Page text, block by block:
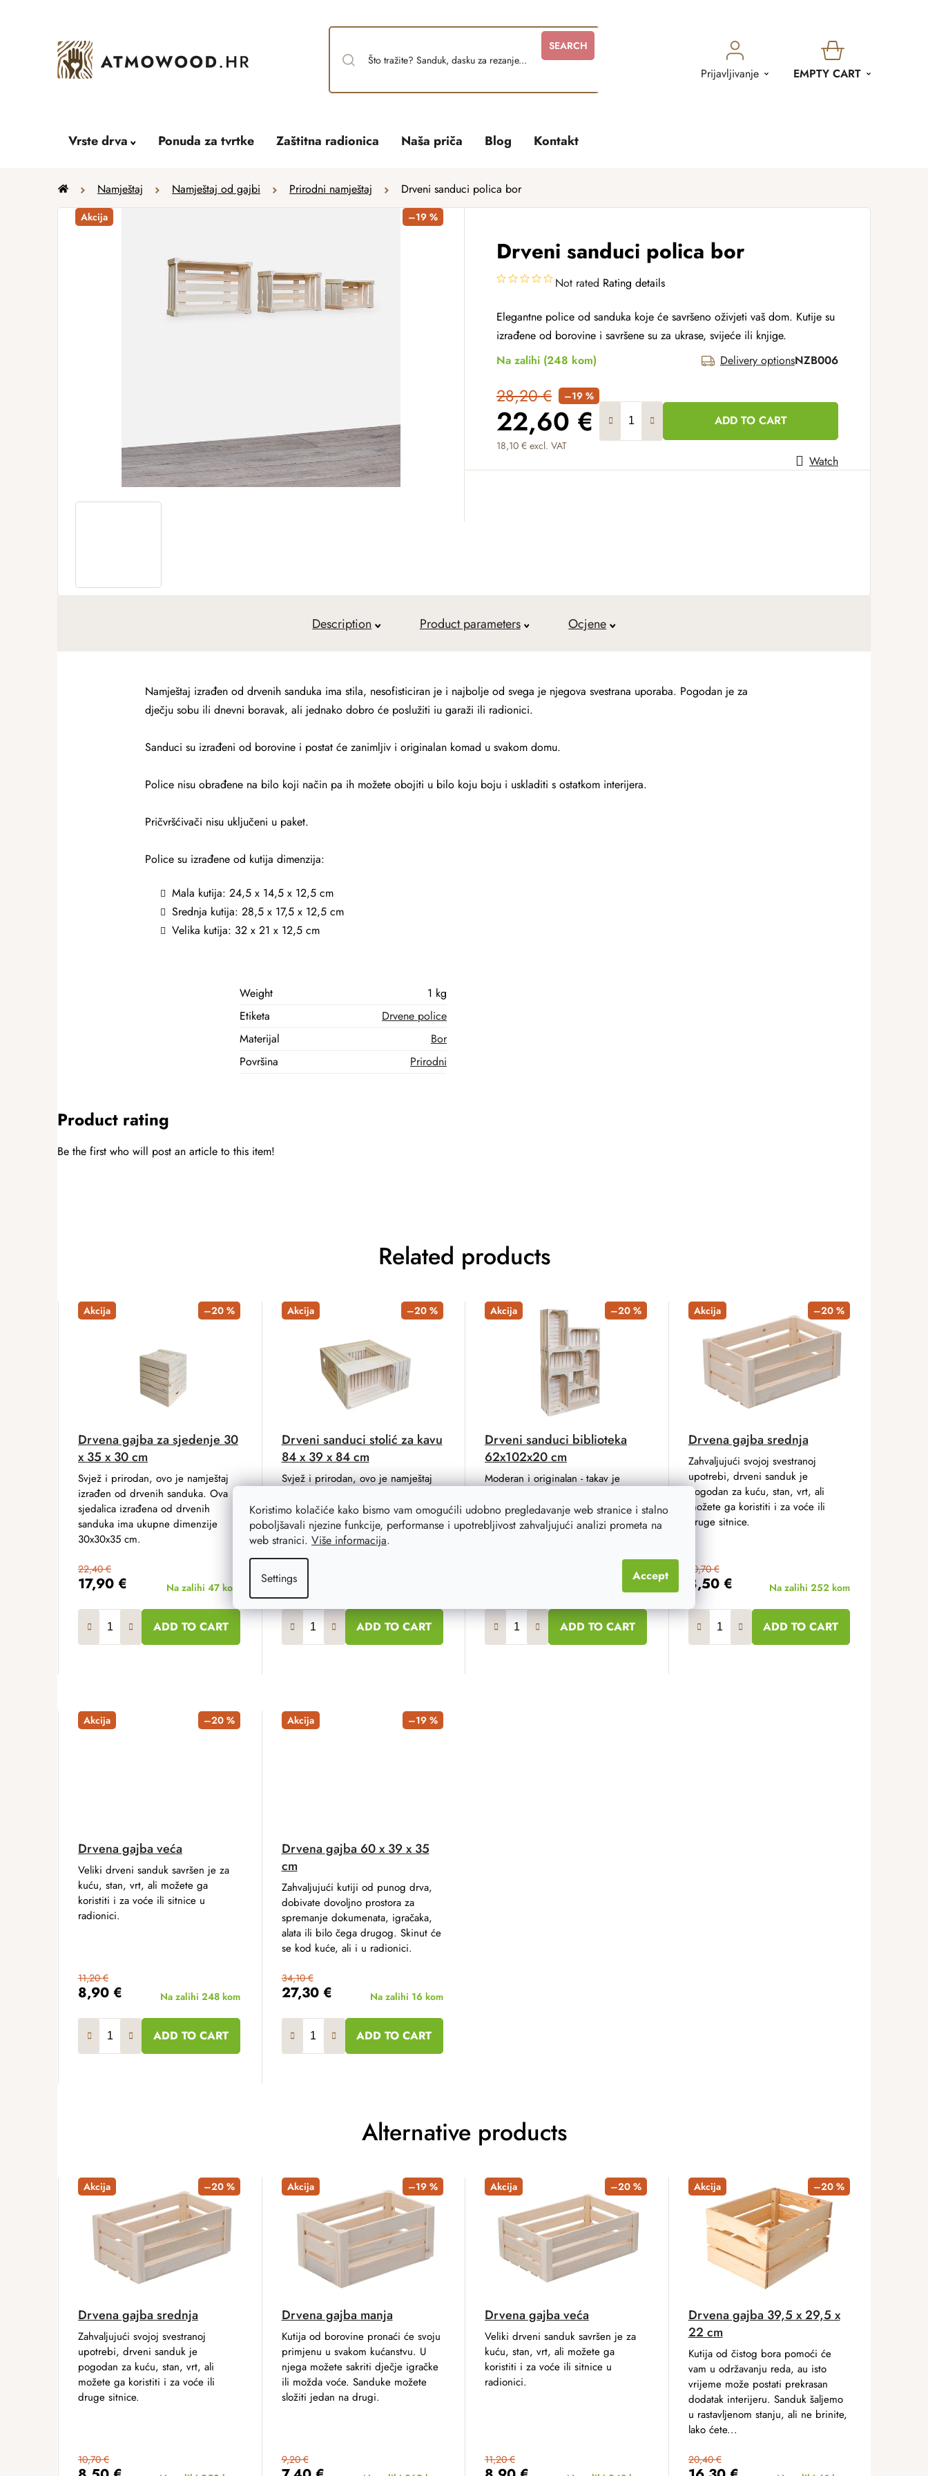
Koristimo kolačiće kako bismo vam omogućili udobno pregledavanje web stranice i stalno
poboljšavali njezine funkcije, performanse i upotrebljivost zahvaljujući analizi prometa na
web stranici. Više informacija.
Settings Accept
SEARCH
Prijavljivanje
SHOPPING
EMPTY CART
Vrste drva Ponuda za tvrtke Zaštitna radionica Naša priča Blog Kontakt
Home Namještaj Namještaj od gajbi Prirodni namještaj Drveni sanduci polica bor
Drveni sanduci polica bor
Not rated Rating details
Elegantne police od sanduka koje će savršeno oživjeti vaš dom. Kutije su
izrađene od borovine i savršene su za ukrase, svijeće ili knjige.
Na zalihi (248 kom) Delivery optionsNZB006
28,20 € –19 %
22,60 €
18,10 € excl. VAT
Measure price:
ADD TO CART
Watch
Akcija –19 %
Description Product parameters Ocjene
Namještaj izrađen od drvenih sanduka ima stila, nesofisticiran je i najbolje od svega je njegova svestrana uporaba. Pogodan je za
dječju sobu ili dnevni boravak, ali jednako dobro će poslužiti iu garaži ili radionici.
Sanduci su izrađeni od borovine i postat će zanimljiv i originalan komad u svakom domu.
Police nisu obrađene na bilo koji način pa ih možete obojiti u bilo koju boju i uskladiti s ostatkom interijera.
Pričvršćivači nisu uključeni u paket.
Police su izrađene od kutija dimenzija:
Mala kutija: 24,5 x 14,5 x 12,5 cm
Srednja kutija: 28,5 x 17,5 x 12,5 cm
Velika kutija: 32 x 21 x 12,5 cm
Weight
1 kg
Etiketa
Drvene police
Materijal
Bor
Površina
Prirodni
Product rating
Be the first who will post an article to this item!
Related products
Akcija –20 %
Drvena gajba za sjedenje 30
x 35 x 30 cm
17,90 €
22,40 €
Na zalihi 47 kom
ADD TO CART
Svjež i prirodan, ovo je namještaj
izrađen od drvenih sanduka. Ova
sjedalica izrađena od drvenih
sanduka ima ukupne dimenzije
30x30x35 cm.
Akcija –20 %
Drveni sanduci stolić za kavu
84 x 39 x 84 cm
87 €
ADD TO CART
Svjež i prirodan, ovo je namještaj
stolić izrađen od drvenih sanduka
ima ukupne dimenzije 84x84x39
cm.
Akcija –20 %
Drveni sanduci biblioteka
62x102x20 cm
9 kom
ADD TO CART
Moderan i originalan - takav je
Osim toga, knjižnica dimenzija 102
x 62 x 20 cm pružit će obilje
Akcija –20 %
Drvena gajba srednja
8,50 €
10,70 €
Na zalihi 252 kom
ADD TO CART
Zahvaljujući svojoj svestranoj
upotrebi, drveni sanduk je
pogodan za kuću, stan, vrt, ali
možete ga koristiti i za voće ili
druge sitnice.
Akcija –20 %
Drvena gajba veća
8,90 €
11,20 €
Na zalihi 248 kom
ADD TO CART
Veliki drveni sanduk savršen je za
kuću, stan, vrt, ali možete ga
koristiti i za voće ili sitnice u
radionici.
Akcija –19 %
Drvena gajba 60 x 39 x 35
cm
27,30 €
34,10 €
Na zalihi 16 kom
ADD TO CART
Zahvaljujući kutiji od punog drva,
dobivate dovoljno prostora za
spremanje dokumenata, igračaka,
alata ili bilo čega drugog. Skinut će
se kod kuće, ali i u radionici.
Alternative products
Akcija –20 %
Drvena gajba srednja
10,70 €
Zahvaljujući svojoj svestranoj
upotrebi, drveni sanduk je
pogodan za kuću, stan, vrt, ali
možete ga koristiti i za voće ili
druge sitnice.
Akcija –19 %
Drvena gajba manja
9,20 €
Kutija od borovine pronaći će svoju
primjenu u svakom kućanstvu. U
njega možete sakriti dječje igračke
ili možda voće. Sanduke možete
složiti jedan na drugi.
Akcija –20 %
Drvena gajba veća
11,20 €
Veliki drveni sanduk savršen je za
kuću, stan, vrt, ali možete ga
koristiti i za voće ili sitnice u
radionici.
Akcija –20 %
Drvena gajba 39,5 x 29,5 x
22 cm
20,40 €
Kutija od čistog bora pomoći će
vam u održavanju reda, au isto
vrijeme može postati prekrasan
dodatak interijeru. Sanduk šaljemo
u rastavljenom stanju, ali ne brinite,
lako ćete...